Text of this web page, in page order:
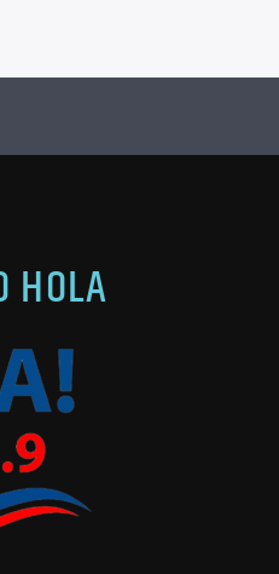
HOLA